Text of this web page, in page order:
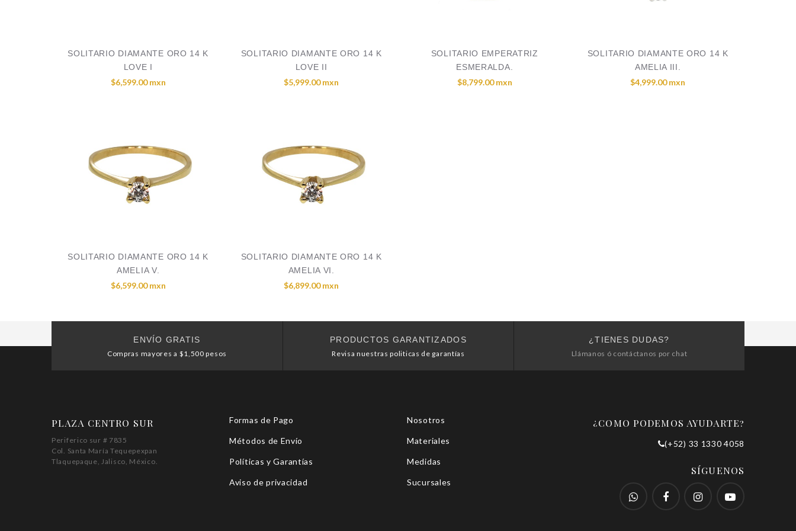
SOLITARIO DIAMANTE ORO 14 K
LOVE I
$6,599.00 mxn
SOLITARIO DIAMANTE ORO 14 K
LOVE II
$5,999.00 mxn
SOLITARIO EMPERATRIZ
ESMERALDA.
$8,799.00 mxn
SOLITARIO DIAMANTE ORO 14 K
AMELIA III.
$4,999.00 mxn
SOLITARIO DIAMANTE ORO 14 K
AMELIA V.
$6,599.00 mxn
SOLITARIO DIAMANTE ORO 14 K
AMELIA VI.
$6,899.00 mxn
ENVÍO GRATIS
Compras mayores a $1,500 pesos
PRODUCTOS GARANTIZADOS
Revisa nuestras politicas de garantías
¿TIENES DUDAS?
Llámanos ó contáctanos por chat
PLAZA CENTRO SUR
Periferico sur # 7835
Col. Santa María Tequepexpan
Tlaquepaque, Jalisco, México.
Formas de Pago
Métodos de Envío
Políticas y Garantías
Aviso de privacidad
Nosotros
Materiales
Medidas
Sucursales
¿COMO PODEMOS AYUDARTE?
(+52) 33 1330 4058
SÍGUENOS